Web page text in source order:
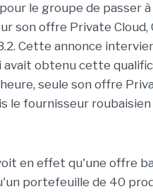
pour le groupe de passer
son offre Private Cloud,
Cette annonce
avait obtenu cette
seule son offre
le fournisseur
en effet qu'une offre
portefeuille de 40